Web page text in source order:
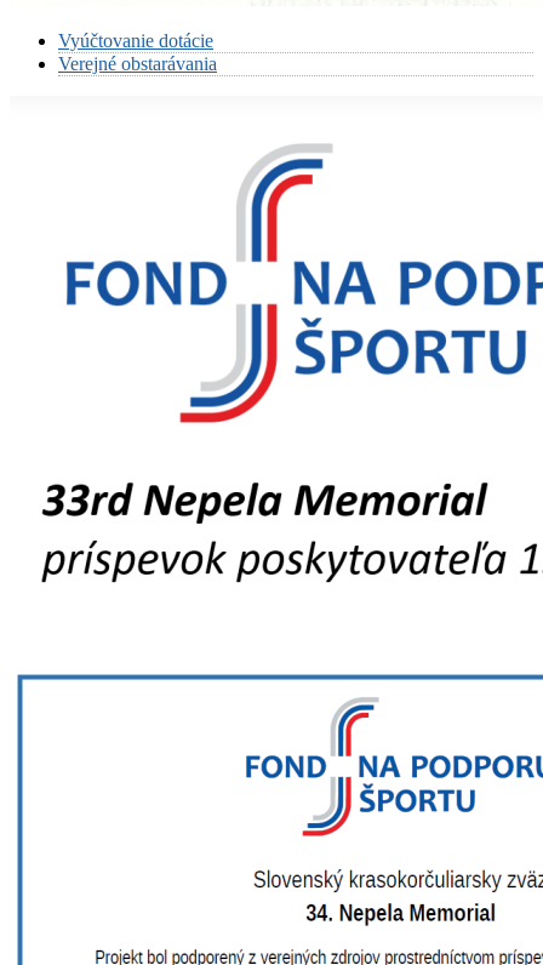
Vyúčtovanie dotácie
Verejné obstarávania